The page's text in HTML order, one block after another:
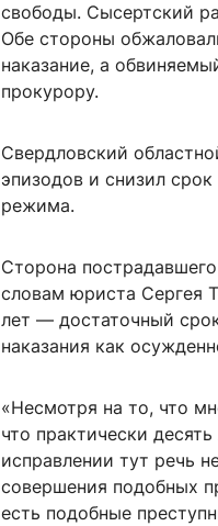
свободы. Сысертский
Обе стороны
наказание, а
прокурору.
Свердловский
эпизодов и снизил
режима.
Сторона
словам юриста Сергея
лет — достаточный
наказания как
«Несмотря на то, что
что практически
исправлении тут речь
совершения подобных
есть подобные